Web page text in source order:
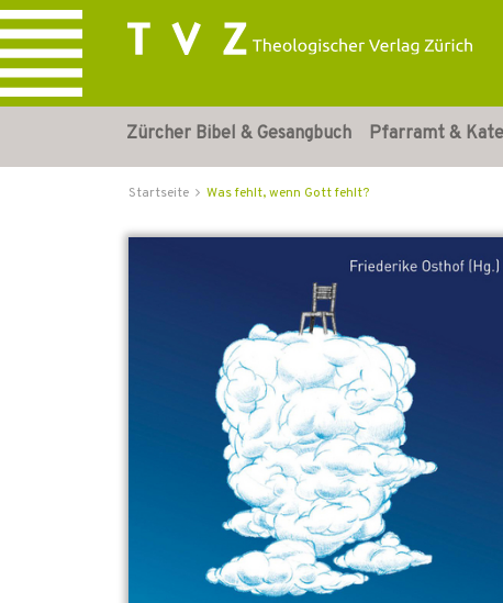
Zürcher Bibel & Gesangbuch Pfarramt &
Startseite Was fehlt, wenn Gott fehlt?